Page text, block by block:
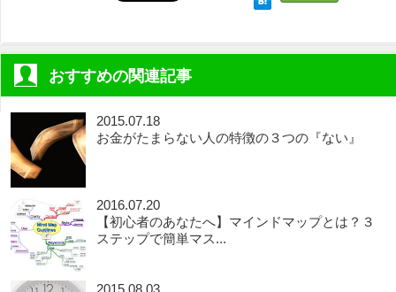
おすすめの関連記事
2015.07.18
お金がたまらない人の特徴の３つの『ない』
2016.07.20
【初心者のあなたへ】マインドマップとは？３
ステップで簡単マス...
2015.08.03